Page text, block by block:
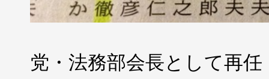
党・法務部会長として再任